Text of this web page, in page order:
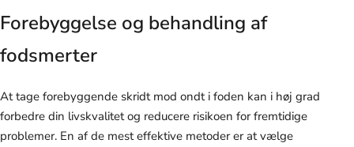
Forebyggelse og behandling af
fodsmerter
At tage forebyggende skridt mod ondt i foden kan i høj grad
forbedre din livskvalitet og reducere risikoen for fremtidige
problemer. En af de mest effektive metoder er at vælge